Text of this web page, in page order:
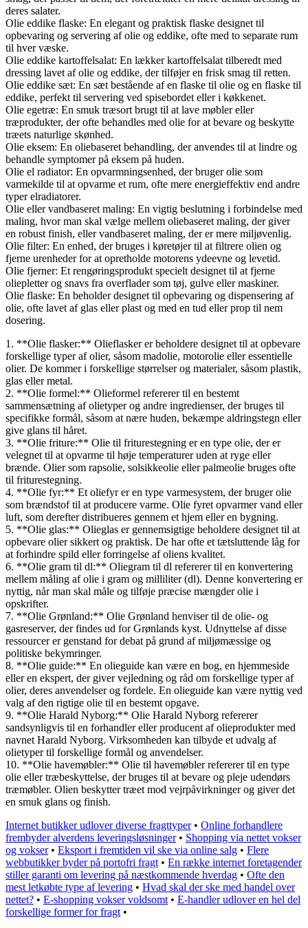
deres salater.
Olie eddike flaske: En elegant og praktisk flaske designet til
opbevaring og servering af olie og eddike, ofte med to separate rum
til hver væske.
Olie eddike kartoffelsalat: En lækker kartoffelsalat tilberedt med
dressing lavet af olie og eddike, der tilføjer en frisk smag til retten.
Olie eddike sæt: En sæt bestående af en flaske til olie og en flaske til
eddike, perfekt til servering ved spisebordet eller i køkkenet.
Olie egetræ: En smuk træsort brugt til at lave møbler eller
træprodukter, der ofte behandles med olie for at bevare og beskytte
træets naturlige skønhed.
Olie eksem: En oliebaseret behandling, der anvendes til at lindre og
behandle symptomer på eksem på huden.
Olie el radiator: En opvarmningsenhed, der bruger olie som
varmekilde til at opvarme et rum, ofte mere energieffektiv end andre
typer elradiatorer.
Olie eller vandbaseret maling: En vigtig beslutning i forbindelse med
maling, hvor man skal vælge mellem oliebaseret maling, der giver
en robust finish, eller vandbaseret maling, der er mere miljøvenlig.
Olie filter: En enhed, der bruges i køretøjer til at filtrere olien og
fjerne urenheder for at opretholde motorens ydeevne og levetid.
Olie fjerner: Et rengøringsprodukt specielt designet til at fjerne
oliepletter og snavs fra overflader som tøj, gulve eller maskiner.
Olie flaske: En beholder designet til opbevaring og dispensering af
olie, ofte lavet af glas eller plast og med en tud eller prop til nem
dosering.
1. **Olie flasker:** Olieflasker er beholdere designet til at opbevare
forskellige typer af olier, såsom madolie, motorolie eller essentielle
olier. De kommer i forskellige størrelser og materialer, såsom plastik,
glas eller metal.
2. **Olie formel:** Olieformel refererer til en bestemt
sammensætning af olietyper og andre ingredienser, der bruges til
specifikke formål, såsom at nære huden, bekæmpe aldringstegn eller
give glans til håret.
3. **Olie friture:** Olie til friturestegning er en type olie, der er
velegnet til at opvarme til høje temperaturer uden at ryge eller
brænde. Olier som rapsolie, solsikkeolie eller palmeolie bruges ofte
til friturestegning.
4. **Olie fyr:** Et oliefyr er en type varmesystem, der bruger olie
som brændstof til at producere varme. Olie fyret opvarmer vand eller
luft, som derefter distribueres gennem et hjem eller en bygning.
5. **Olie glas:** Olieglas er gennemsigtige beholdere designet til at
opbevare olier sikkert og praktisk. De har ofte et tætsluttende låg for
at forhindre spild eller forringelse af oliens kvalitet.
6. **Olie gram til dl:** Oliegram til dl refererer til en konvertering
mellem måling af olie i gram og milliliter (dl). Denne konvertering er
nyttig, når man skal måle og tilføje præcise mængder olie i
opskrifter.
7. **Olie Grønland:** Olie Grønland henviser til de olie- og
gasreserver, der findes ud for Grønlands kyst. Udnyttelse af disse
ressourcer er genstand for debat på grund af miljømæssige og
politiske bekymringer.
8. **Olie guide:** En olieguide kan være en bog, en hjemmeside
eller en ekspert, der giver vejledning og råd om forskellige typer af
olier, deres anvendelser og fordele. En olieguide kan være nyttig ved
valg af den rigtige olie til en bestemt opgave.
9. **Olie Harald Nyborg:** Olie Harald Nyborg refererer
sandsynligvis til en forhandler eller producent af olieprodukter med
navnet Harald Nyborg. Virksomheden kan tilbyde et udvalg af
olietyper til forskellige formål og anvendelser.
10. **Olie havemøbler:** Olie til havemøbler refererer til en type
olie eller træbeskyttelse, der bruges til at bevare og pleje udendørs
træmøbler. Olien beskytter træet mod vejrpåvirkninger og giver det
en smuk glans og finish.
Internet butikker udlover diverse fragttyper• Online forhandlere
frembyder alverdens leveringsløsninger• Shopping via nettet vokser
og vokser• Eksport i fremtiden vil ske via online salg • Flere
webbutikker byder på portofri fragt • En række internet foretagender
stiller garanti om levering på næstkommende hverdag • Ofte den
mest letkøbte type af levering • Hvad skal der ske med handel over
nettet? • E-shopping vokser voldsomt • E-handler udlover en hel del
forskellige former for fragt •